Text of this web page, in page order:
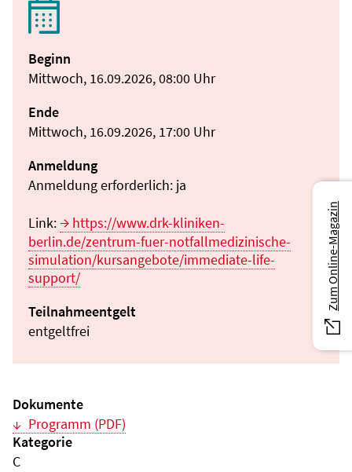
Beginn
Mittwoch, 16.09.2026, 08:00 Uhr
Ende
Mittwoch, 16.09.2026, 17:00 Uhr
Anmeldung
Anmeldung erforderlich: ja
Link:
https://www.drk-kliniken-
berlin.de/zentrum-fuer-notfallmedizinische-
simulation/kursangebote/immediate-life-
support/
Teilnahmeentgelt
entgeltfrei
Dokumente
Programm (PDF)
Kategorie
C
Zum Online-Magazin